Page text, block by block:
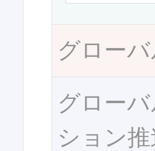
グロー
グロー
ション